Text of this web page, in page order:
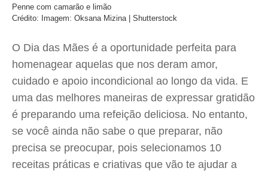
Penne com camarão e limão
Crédito: Imagem: Oksana Mizina | Shutterstock
O Dia das Mães é a oportunidade perfeita para
homenagear aquelas que nos deram amor,
cuidado e apoio incondicional ao longo da vida. E
uma das melhores maneiras de expressar gratidão
é preparando uma refeição deliciosa. No entanto,
se você ainda não sabe o que preparar, não
precisa se preocupar, pois selecionamos 10
receitas práticas e criativas que vão te ajudar a